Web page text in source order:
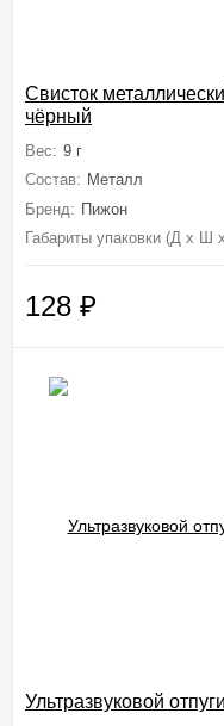
Свисток
чёрный
Вес: 9 г
Состав: Металл
Бренд: Пижон
Габариты упаковки (Д х Ш
128 ₽
Ультразвуковой